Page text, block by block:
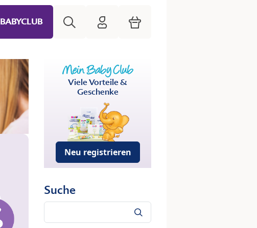
BABYCLUB HiPP Mein Babyclub
Warenkorb
Viele Vorteile &
Geschenke
Neu registrieren
Suche